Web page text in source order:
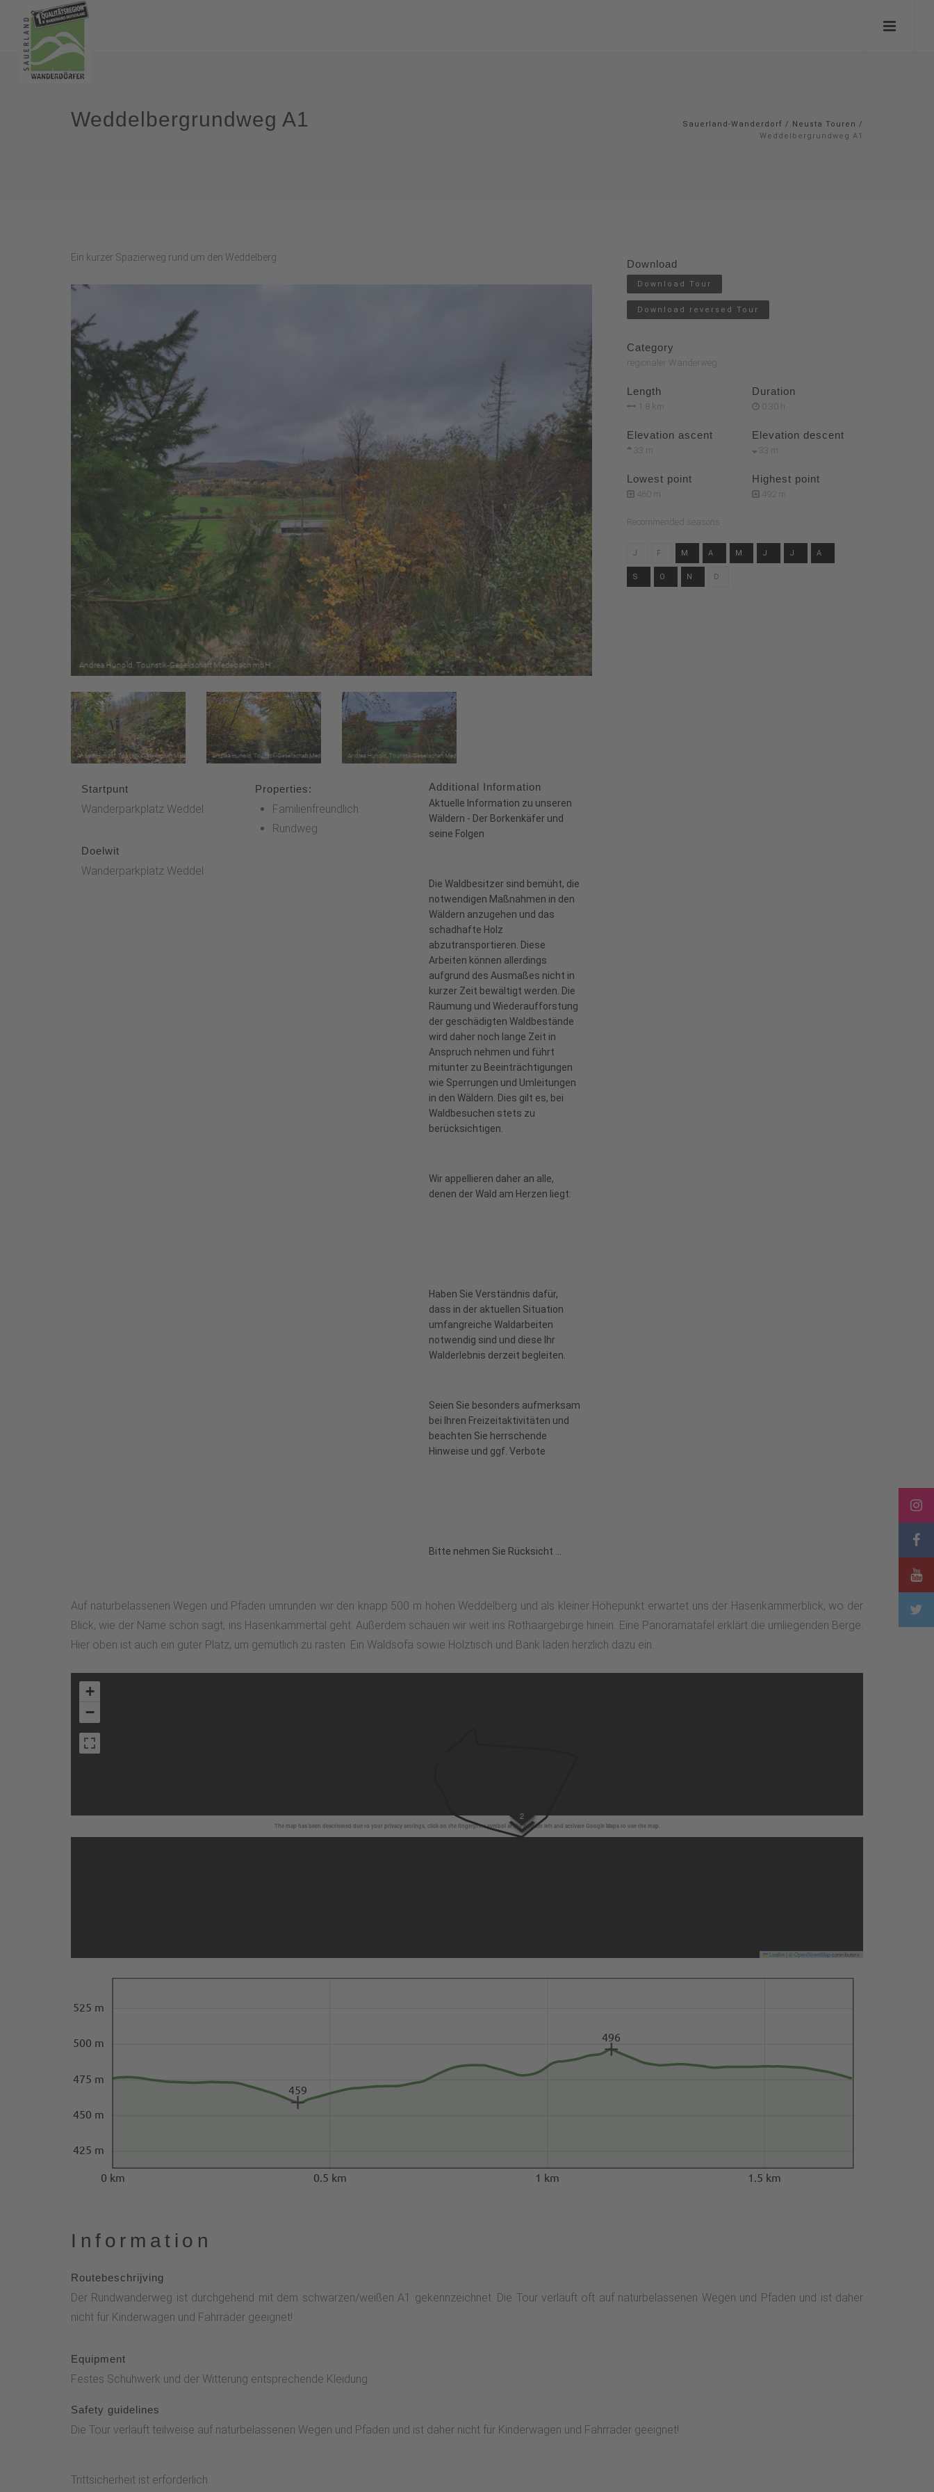
Weddelbergrundweg A1 Sauerland-Wanderdorf / Neusta Touren /
Weddelbergrundweg A1
Ein kurzer Spazierweg rund um den Weddelberg.
Startpunt
Wanderparkplatz Weddel
Doelwit
Wanderparkplatz Weddel
Properties:
Familienfreundlich
Rundweg
Additional Information
Aktuelle Information zu unseren
Wäldern - Der Borkenkäfer und
seine Folgen
Die Waldbesitzer sind bemüht, die
notwendigen Maßnahmen in den
Wäldern anzugehen und das
schadhafte Holz
abzutransportieren. Diese
Arbeiten können allerdings
aufgrund des Ausmaßes nicht in
kurzer Zeit bewältigt werden. Die
Räumung und Wiederaufforstung
der geschädigten Waldbestände
wird daher noch lange Zeit in
Anspruch nehmen und führt
mitunter zu Beeinträchtigungen
wie Sperrungen und Umleitungen
in den Wäldern. Dies gilt es, bei
Waldbesuchen stets zu
berücksichtigen.
Wir appellieren daher an alle,
denen der Wald am Herzen liegt:
Haben Sie Verständnis dafür,
dass in der aktuellen Situation
umfangreiche Waldarbeiten
notwendig sind und diese Ihr
Walderlebnis derzeit begleiten.
Seien Sie besonders aufmerksam
bei Ihren Freizeitaktivitäten und
beachten Sie herrschende
Hinweise und ggf. Verbote
Bitte nehmen Sie Rücksicht ...
Download
Download Tour
Download reversed Tour
Category
regionaler Wanderweg
Length
1.8 km
Duration
0:30 h
Elevation ascent
33 m
Elevation descent
33 m
Lowest point
460 m
Highest point
492 m
Recommended seasons
J F M A M J J A
S O N D
Auf naturbelassenen Wegen und Pfaden umrunden wir den knapp 500 m hohen Weddelberg und als kleiner Höhepunkt erwartet uns der Hasenkammerblick, wo der
Blick, wie der Name schon sagt, ins Hasenkammertal geht. Außerdem schauen wir weit ins Rothaargebirge hinein. Eine Panoramatafel erklärt die umliegenden Berge.
Hier oben ist auch ein guter Platz, um gemütlich zu rasten. Ein Waldsofa sowie Holztisch und Bank laden herzlich dazu ein.
The map has been deactivated due to your privacy settings, click on the fingerprint symbol at the bottom left and activate Google Maps to use the map.
2
+
−
Leaflet OpenStreetMapcontributors
0 km 0.5 km 1 km 1.5 km
425 m
450 m
475 m
500 m
525 m
459
496
Information
Routebeschrijving
Der Rundwanderweg ist durchgehend mit dem schwarzen/weißen A1 gekennzeichnet. Die Tour verläuft oft auf naturbelassenen Wegen und Pfaden und ist daher
nicht für Kinderwagen und Fahrräder geeignet!
Equipment
Festes Schuhwerk und der Witterung entsprechende Kleidung.
Safety guidelines
Die Tour verläuft teilweise auf naturbelassenen Wegen und Pfaden und ist daher nicht für Kinderwagen und Fahrräder geeignet!
Trittsicherheit ist erforderlich.